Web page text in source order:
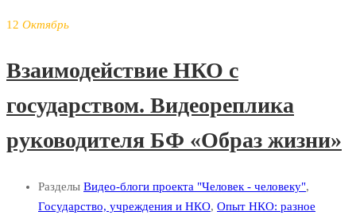
12 Октябрь
Взаимодействие НКО с
государством. Видеореплика
руководителя БФ «Образ жизни»
Разделы Видео-блоги проекта "Человек - человеку",
Государство, учреждения и НКО, Опыт НКО: разное